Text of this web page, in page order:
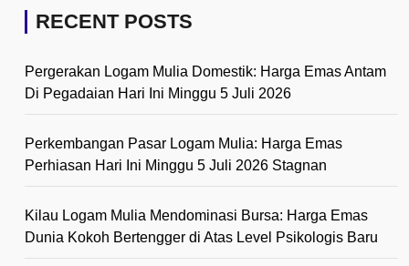
RECENT POSTS
Pergerakan Logam Mulia Domestik: Harga Emas Antam
Di Pegadaian Hari Ini Minggu 5 Juli 2026
Perkembangan Pasar Logam Mulia: Harga Emas
Perhiasan Hari Ini Minggu 5 Juli 2026 Stagnan
Kilau Logam Mulia Mendominasi Bursa: Harga Emas
Dunia Kokoh Bertengger di Atas Level Psikologis Baru